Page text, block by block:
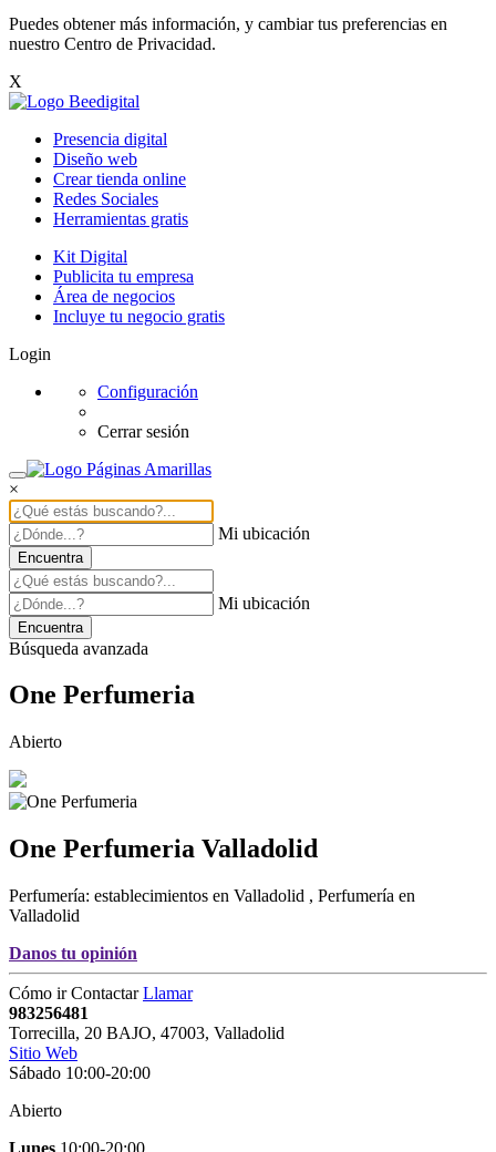
Puedes obtener más información, y cambiar tus preferencias en
nuestro Centro de Privacidad.
X
Presencia digital
Diseño web
Crear tienda online
Redes Sociales
Herramientas gratis
Kit Digital
Publicita tu empresa
Área de negocios
Incluye tu negocio gratis
Login
Configuración
Cerrar sesión
×
Mi ubicación
Encuentra
Mi ubicación
Encuentra
Búsqueda avanzada
One Perfumeria
Abierto
One Perfumeria Valladolid
Perfumería: establecimientos en Valladolid , Perfumería en
Valladolid
Danos tu opinión
Cómo irContactarLlamar
983256481
Torrecilla, 20 BAJO, 47003, Valladolid
Sitio Web
Sábado 10:00-20:00
Abierto